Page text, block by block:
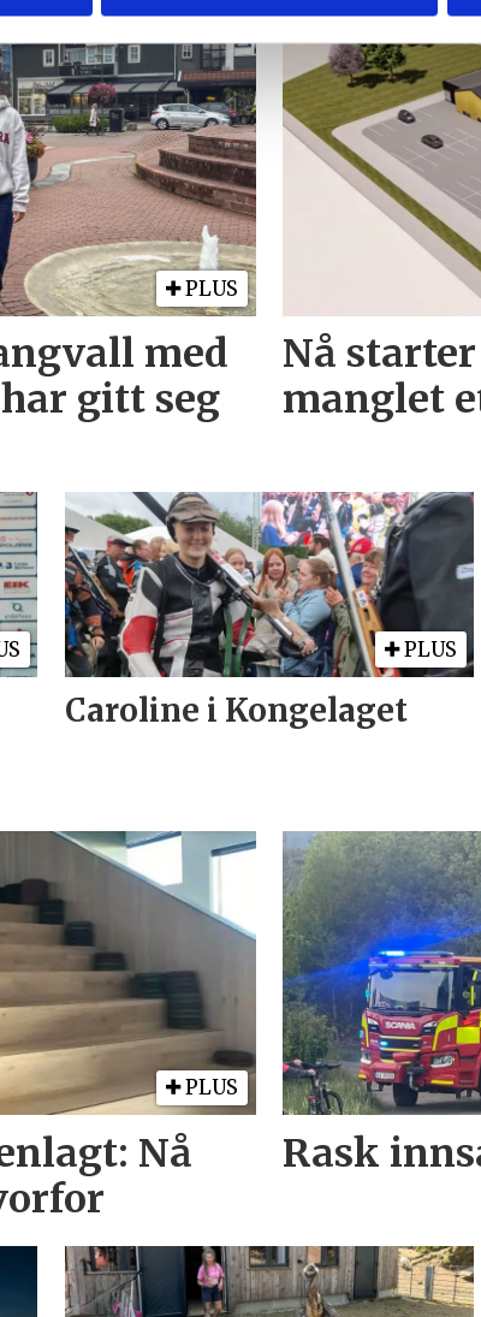
gjennom din bruk av tjenestene deres.
PLUS
med
gitt seg
Nå
manglet
PLUS
Caroline i Kongelaget
PLUS
Nå
Rask